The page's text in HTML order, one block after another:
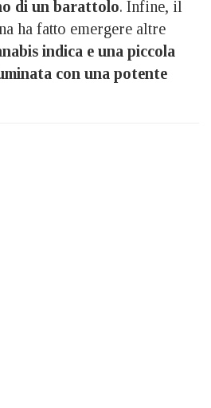
di un barattolo. Infine, il
ha fatto emergere altre
indica e una piccola
con una potente